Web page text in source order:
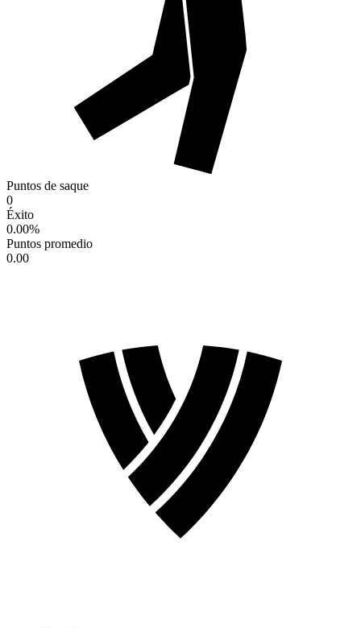
Puntos de saque
0
Éxito
0.00%
Puntos promedio
0.00